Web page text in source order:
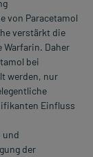
von Paracetamol
verstärkt die
Daher
bei
werden, nur
Einfluss
und
der